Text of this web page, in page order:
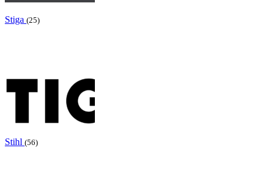
Stiga (25)
Stihl (56)